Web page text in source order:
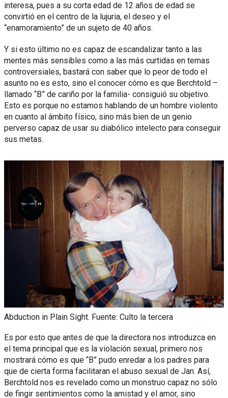
interesa, pues a su corta edad de 12 años de edad se
convirtió en el centro de la lujuria, el deseo y el
“enamoramiento” de un sujeto de 40 años.
Y si esto último no es capaz de escandalizar tanto a las
mentes más sensibles como a las más curtidas en temas
controversiales, bastará con saber que lo peor de todo el
asunto no es esto, sino el conocer cómo es que Berchtold –
llamado “B” de cariño por la familia- consiguió su objetivo.
Esto es porque no estamos hablando de un hombre violento
en cuanto al ámbito físico, sino más bien de un genio
perverso capaz de usar su diabólico intelecto para conseguir
sus metas.
Abduction in Plain Sight. Fuente: Culto la tercera
Es por esto que antes de que la directora nos introduzca en
el tema principal que es la violación sexual, primero nos
mostrará cómo es que “B” pudo enredar a los padres para
que de cierta forma facilitaran el abuso sexual de Jan. Así,
Berchtold nos es revelado como un monstruo capaz no sólo
de fingir sentimientos como la amistad y el amor, sino